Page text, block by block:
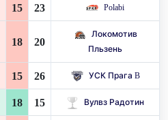
15 23 Polabi
18 20
Локомотив
Пльзень
15 26 УСК Прага B
18 15 Вулвз Радотин